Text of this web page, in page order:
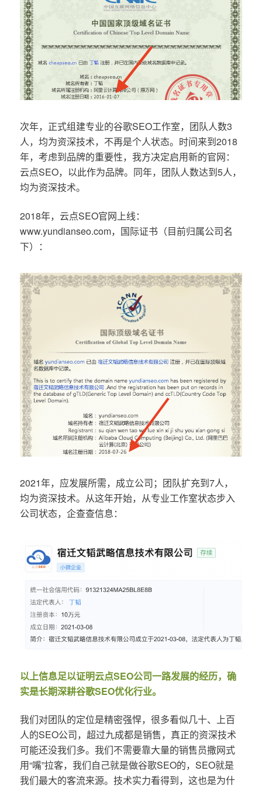
次年，正式组建专业的谷歌SEO工作室，团队人数3
人，均为资深技术，不再是个人状态。时间来到2018
年，考虑到品牌的重要性，我方决定启用新的官网：
云点SEO，以此作为品牌。同年，团队人数达到5人，
均为资深技术。
2018年，云点SEO官网上线：
www.yundianseo.com，国际证书（目前归属公司名
下）：
2021年，应发展所需，成立公司；团队扩充到7人，
均为资深技术。从这年开始，从专业工作室状态步入
公司状态，企查查信息：
以上信息足以证明云点SEO公司一路发展的经历，确
实是长期深耕谷歌SEO优化行业。
我们对团队的定位是精密强悍，很多看似几十、上百
人的SEO公司，超过九成都是销售，真正的资深技术
可能还没我们多。我们不需要靠大量的销售员撒网式
用“嘴”拉客，我们自己就是做谷歌SEO的，SEO就是
我们最大的客流来源。技术实力看得到，这也是为什